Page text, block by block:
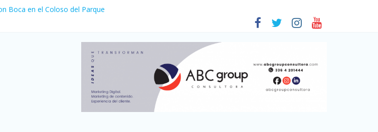
Boca en el Coloso del Parque
y consumo turístico: 4,6 millones de personas viajaron por el país, un 5,9% más que en 2025